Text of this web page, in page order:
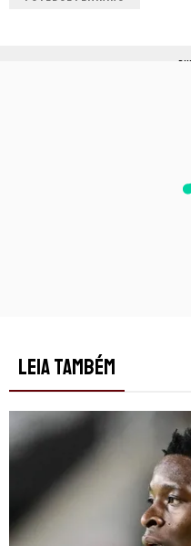
LEIA TAMBÉM